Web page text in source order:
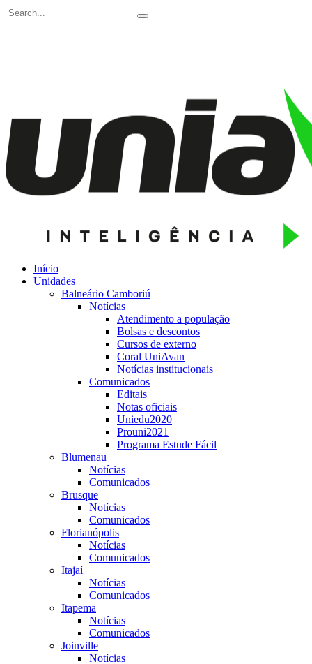
Início
Unidades
Balneário Camboriú
Notícias
Atendimento a população
Bolsas e descontos
Cursos de externo
Coral UniAvan
Notícias institucionais
Comunicados
Editais
Notas oficiais
Uniedu2020
Prouni2021
Programa Estude Fácil
Blumenau
Notícias
Comunicados
Brusque
Notícias
Comunicados
Florianópolis
Notícias
Comunicados
Itajaí
Notícias
Comunicados
Itapema
Notícias
Comunicados
Joinville
Notícias